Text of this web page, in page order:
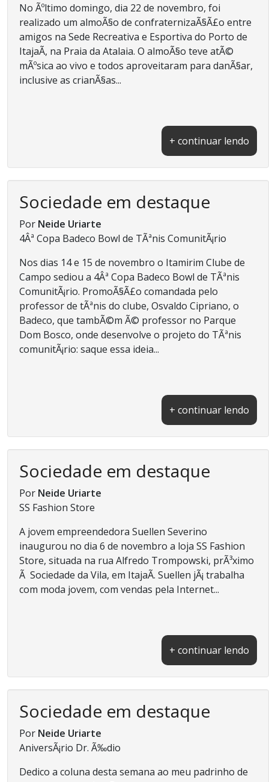
No Ãºltimo domingo, dia 22 de novembro, foi
realizado um almoÃ§o de confraternizaÃ§Ã£o entre
amigos na Sede Recreativa e Esportiva do Porto de
ItajaÃ­, na Praia da Atalaia. O almoÃ§o teve atÃ©
mÃºsica ao vivo e todos aproveitaram para danÃ§ar,
inclusive as crianÃ§as...
+ continuar lendo
Sociedade em destaque
Por Neide Uriarte
4Âª Copa Badeco Bowl de TÃªnis ComunitÃ¡rio
Nos dias 14 e 15 de novembro o Itamirim Clube de
Campo sediou a 4Âª Copa Badeco Bowl de TÃªnis
ComunitÃ¡rio. PromoÃ§Ã£o comandada pelo
professor de tÃªnis do clube, Osvaldo Cipriano, o
Badeco, que tambÃ©m Ã© professor no Parque
Dom Bosco, onde desenvolve o projeto do TÃªnis
comunitÃ¡rio: saque essa ideia...
+ continuar lendo
Sociedade em destaque
Por Neide Uriarte
SS Fashion Store
A jovem empreendedora Suellen Severino
inaugurou no dia 6 de novembro a loja SS Fashion
Store, situada na rua Alfredo Trompowski, prÃ³ximo
Ã Sociedade da Vila, em ItajaÃ­. Suellen jÃ¡ trabalha
com moda jovem, com vendas pela Internet...
+ continuar lendo
Sociedade em destaque
Por Neide Uriarte
AniversÃ¡rio Dr. Ã‰dio
Dedico a coluna desta semana ao meu padrinho de